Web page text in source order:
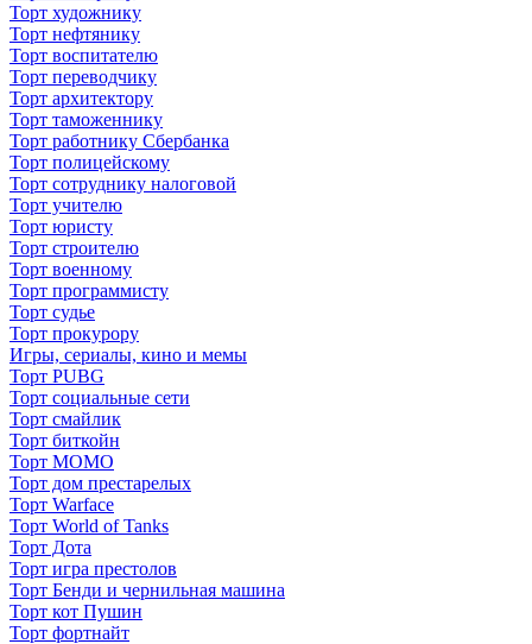
Торт художнику
Торт нефтянику
Торт воспитателю
Торт переводчику
Торт архитектору
Торт таможеннику
Торт работнику Сбербанка
Торт полицейскому
Торт сотруднику налоговой
Торт учителю
Торт юристу
Торт строителю
Торт военному
Торт программисту
Торт судье
Торт прокурору
Игры, сериалы, кино и мемы
Торт PUBG
Торт социальные сети
Торт смайлик
Торт биткойн
Торт МОМО
Торт дом престарелых
Торт Warface
Торт World of Tanks
Торт Дота
Торт игра престолов
Торт Бенди и чернильная машина
Торт кот Пушин
Торт фортнайт